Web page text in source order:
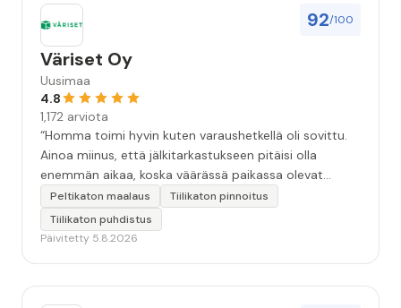
92/100
Väriset Oy
Uusimaa
4.8
1,172 arviota
“Homma toimi hyvin kuten varaushetkellä oli sovittu.
Ainoa miinus, että jälkitarkastukseen pitäisi olla
enemmän aikaa, koska väärässä paikassa olevat
maalitipat löytyy myöhemmin ”
Peltikaton maalaus
Tiilikaton pinnoitus
Tiilikaton puhdistus
Päivitetty 5.8.2026